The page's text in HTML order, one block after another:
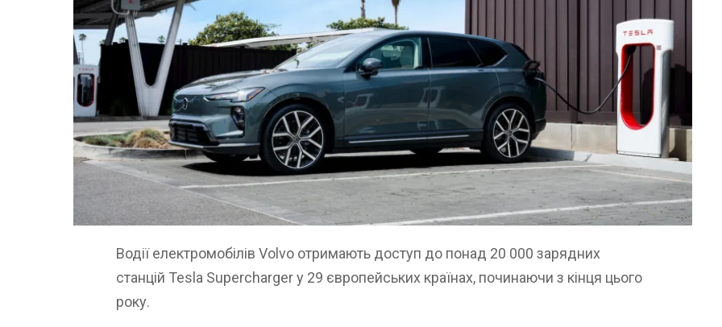
Водії електромобілів Volvo отримають доступ до понад 20 000 зарядних
станцій Tesla Supercharger у 29 європейських країнах, починаючи з кінця цього
року.